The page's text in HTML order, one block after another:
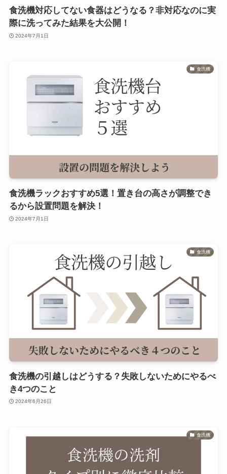
食洗機対応してない食器はどうなる？非対応なのに実
際に洗ってみた結果を大公開！
2024年7月1日
食洗機
食洗機ラックおすすめ5選！置き台の高さが調整でき
るから設置問題を解決！
2024年7月1日
食洗機
食洗機の引越しはどうする？失敗しないためにやるべ
き4つのこと
2024年6月26日
食洗機